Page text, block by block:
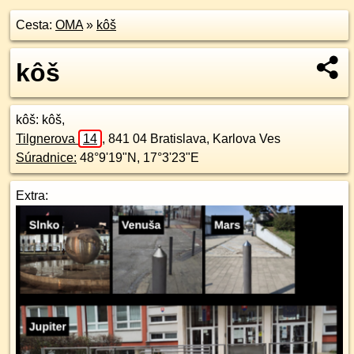
Cesta: OMA» kôš
kôš
kôš: kôš,
Tilgnerova
14 , 841 04 Bratislava, Karlova Ves
Súradnice: 48°9'19"N , 17°3'23"E
Extra: